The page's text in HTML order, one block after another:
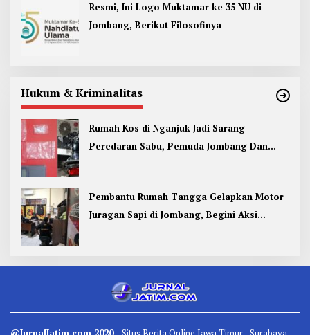
Resmi, Ini Logo Muktamar ke 35 NU di
Jombang, Berikut Filosofinya
Hukum & Kriminalitas
Rumah Kos di Nganjuk Jadi Sarang
Peredaran Sabu, Pemuda Jombang Dan
Pembantu Rumah Tangga Gelapkan Motor
Juragan Sapi di Jombang, Begini Aksi